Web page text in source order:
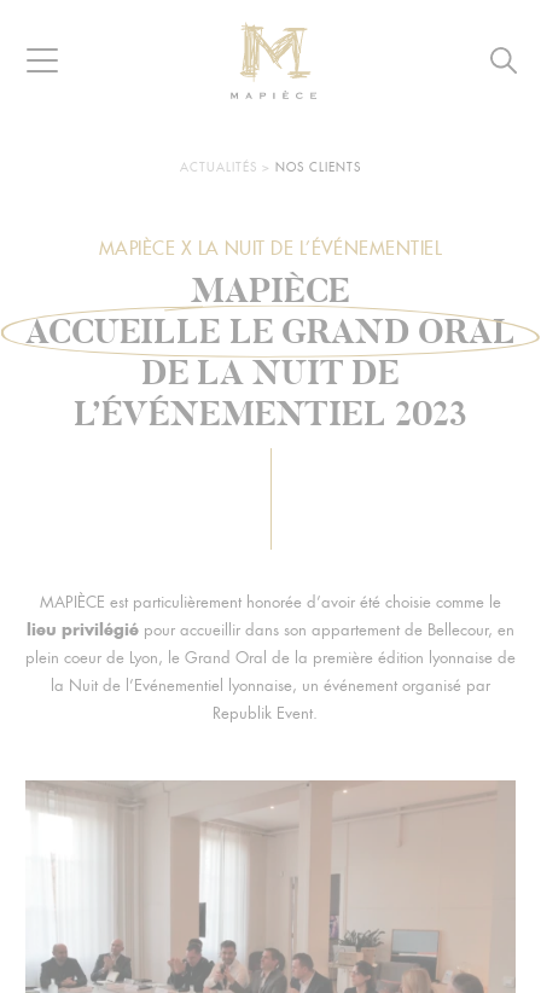
Aller à la navigation
d’hôtes
Navigation
VOUS
ACTUALITÉS > NOS CLIENTS
MAPIÈCE X LA NUIT DE L’ÉVÉNEMENTIEL
MAPIÈCE
ACCUEILLE LE GRAND ORAL
DE LA NUIT DE
MAPIÈCE est particulièrement honorée d’avoir été choisie comme le
lieu privilégiépour accueillir dans son appartement de Bellecour, en
plein coeur de Lyon, le Grand Oral de la première édition lyonnaise de
la Nuit de l’Evénementiel lyonnaise, un événement organisé par
Republik Event.